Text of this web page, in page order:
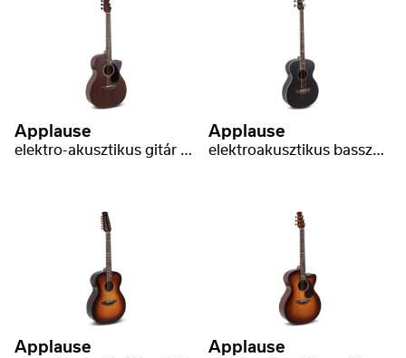
Applause
elektro-akusztikus gitár Wood Classics AEO96-M Orchestra Model Electro
Applause
elektroakusztikus basszusgitár Wood Classics AEB96-5E Jumbo Bass
Applause Applause